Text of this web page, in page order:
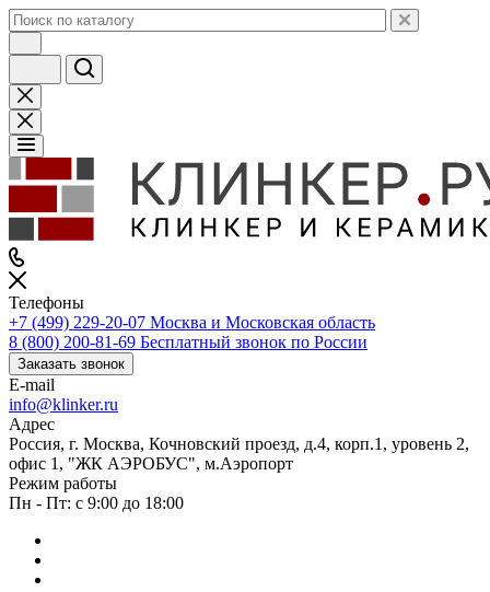
Телефоны
+7 (499) 229-20-07 Москва и Московская область
8 (800) 200-81-69 Бесплатный звонок по России
Заказать звонок
E-mail
info@klinker.ru
Адрес
Россия, г. Москва, Кочновский проезд, д.4, корп.1, уровень 2,
офис 1, "ЖК АЭРОБУС", м.Аэропорт
Режим работы
Пн - Пт: с 9:00 до 18:00